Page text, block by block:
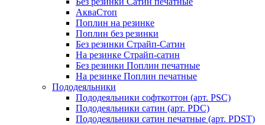
АкваСтоп
Поплин на резинке
Поплин без резинки
Без резинки Страйп-Сатин
На резинке Страйп-сатин
Без резинки Поплин печатные
На резинке Поплин печатные
Пододеяльники
Пододеяльники софткоттон (арт. PSC)
Пододеяльники сатин (арт. PDC)
Пододеяльники сатин печатные (арт. PDST)